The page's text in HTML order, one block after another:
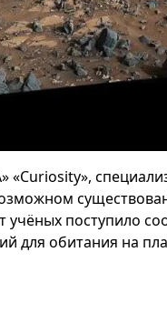
«Curiosity»,
учёных поступило
для обитания на